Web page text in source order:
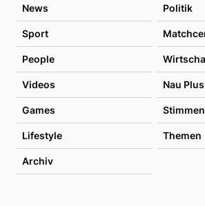
News Politik
Sport
People
Videos Nau Plus
Games
Lifestyle Themen
Archiv